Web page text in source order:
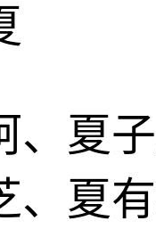
、夏子
、夏有